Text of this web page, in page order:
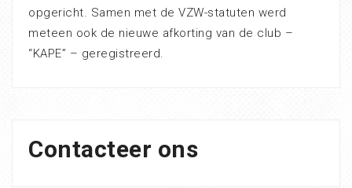
opgericht. Samen met de VZW-statuten werd
meteen ook de nieuwe afkorting van de club –
“KAPE” – geregistreerd.
Contacteer ons